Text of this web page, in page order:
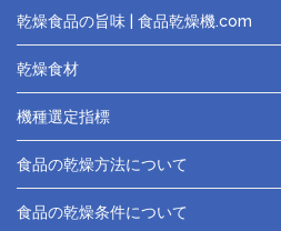
乾燥食品の旨味 | 食品乾燥機.com
乾燥食材
機種選定指標
食品の乾燥方法について
食品の乾燥条件について